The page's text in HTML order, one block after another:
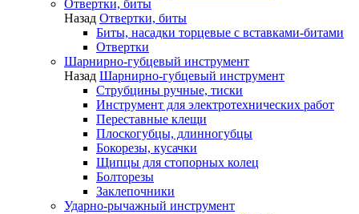
Отвертки, биты
Назад Отвертки, биты
Биты, насадки торцевые с вставками-битами
Отвертки
Шарнирно-губцевый инструмент
Назад Шарнирно-губцевый инструмент
Струбцины ручные, тиски
Инструмент для электротехнических работ
Переставные клещи
Плоскогубцы, длинногубцы
Бокорезы, кусачки
Щипцы для стопорных колец
Болторезы
Заклепочники
Ударно-рычажный инструмент